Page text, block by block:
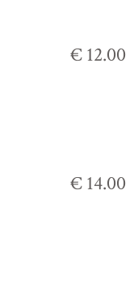
€ 12.00
€ 14.00